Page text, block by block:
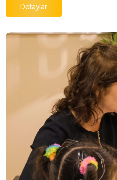
Detaylar